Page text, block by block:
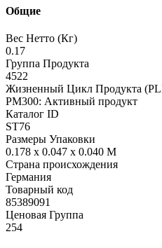
Общие
Вес Нетто (Кг)
0.17
Группа Продукта
4522
Жизненный Цикл Продукта
PM300: Активный продукт
Каталог ID
ST76
Размеры Упаковки
0.178 x 0.047 x 0.040 M
Страна происхождения
Германия
Товарный код
85389091
Ценовая Группа
254